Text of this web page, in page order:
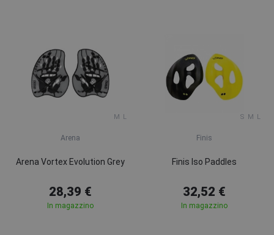
M L
Arena
Arena Vortex Evolution Grey
28,39 €
In magazzino
S M L
Finis
Finis Iso Paddles
32,52 €
In magazzino